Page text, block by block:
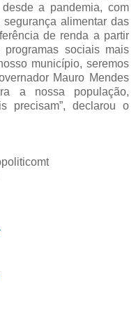
a pandemia, com
alimentar das
de renda a partir
sociais mais
município, seremos
Mauro Mendes
a nossa população,
precisam”, declarou o